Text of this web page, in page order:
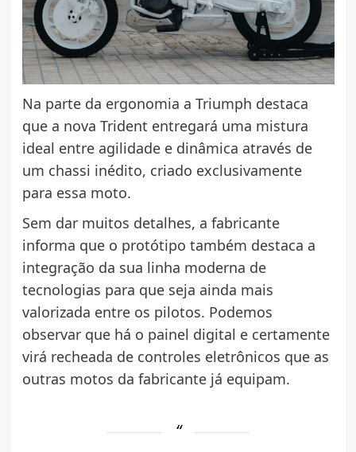
Na parte da ergonomia a Triumph destaca
que a nova Trident entregará uma mistura
ideal entre agilidade e dinâmica através de
um chassi inédito, criado exclusivamente
para essa moto.
Sem dar muitos detalhes, a fabricante
informa que o protótipo também destaca a
integração da sua linha moderna de
tecnologias para que seja ainda mais
valorizada entre os pilotos. Podemos
observar que há o painel digital e certamente
virá recheada de controles eletrônicos que as
outras motos da fabricante já equipam.